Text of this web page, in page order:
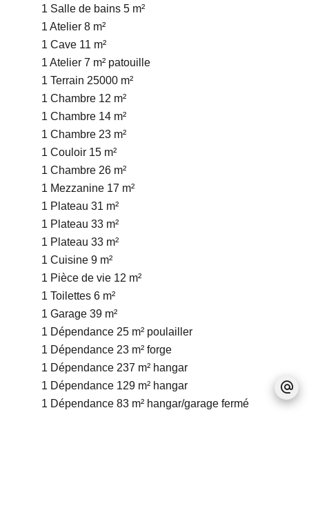
1 Salle de bains 5 m²
1 Atelier 8 m²
1 Cave 11 m²
1 Atelier 7 m² patouille
1 Terrain 25000 m²
1 Chambre 12 m²
1 Chambre 14 m²
1 Chambre 23 m²
1 Couloir 15 m²
1 Chambre 26 m²
1 Mezzanine 17 m²
1 Plateau 31 m²
1 Plateau 33 m²
1 Plateau 33 m²
1 Cuisine 9 m²
1 Pièce de vie 12 m²
1 Toilettes 6 m²
1 Garage 39 m²
1 Dépendance 25 m² poulailler
1 Dépendance 23 m² forge
1 Dépendance 237 m² hangar
1 Dépendance 129 m² hangar
1 Dépendance 83 m² hangar/garage fermé